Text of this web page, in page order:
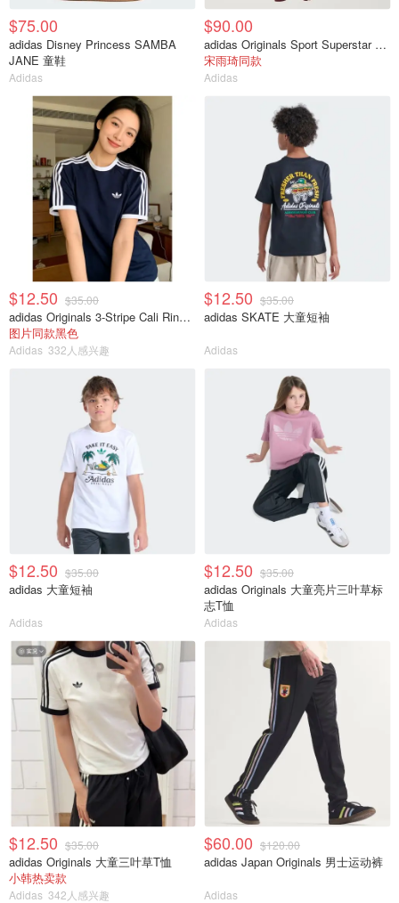
$75.00
adidas Disney Princess SAMBA
JANE 童鞋
Adidas
$90.00
adidas Originals Sport Superstar 7/8紧身裤
宋雨琦同款
Adidas
$12.50 $35.00
adidas Originals 3-Stripe Cali Ringer 短袖T恤
图片同款黑色
Adidas 332人感兴趣
$12.50 $35.00
adidas SKATE 大童短袖
Adidas
$12.50 $35.00
adidas 大童短袖
Adidas
$12.50 $35.00
adidas Originals 大童亮片三叶草标
志T恤
Adidas
$12.50 $35.00
adidas Originals 大童三叶草T恤
小韩热卖款
Adidas 342人感兴趣
$60.00 $120.00
adidas Japan Originals 男士运动裤
Adidas